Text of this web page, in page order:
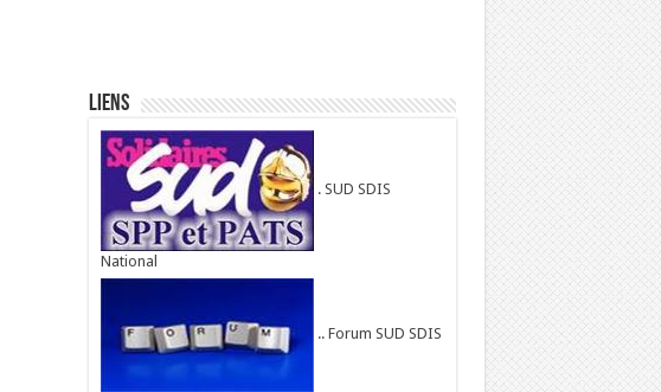
Liens
. SUD SDIS
National
.. Forum SUD SDIS